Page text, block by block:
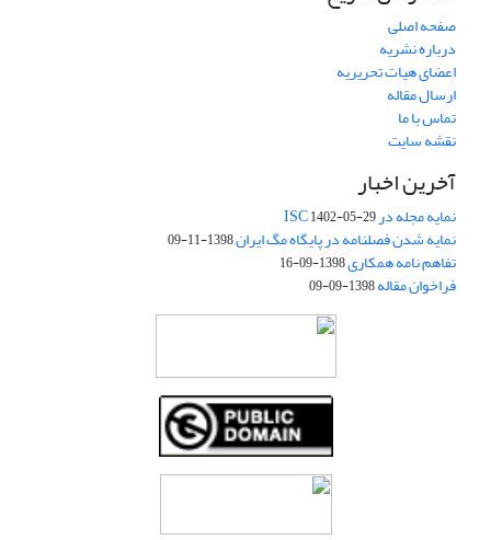
صفحه اصلی
درباره نشریه
اعضای هیات تحریریه
ارسال مقاله
تماس با ما
نقشه سایت
آخرین اخبار
نمایه مجله در ISC1402-05-29
نمایه شدن فصلنامه در پایگاه مگ ایران1398-11-09
تفاهم نامه همکاری1398-09-16
فراخوان مقاله1398-09-09